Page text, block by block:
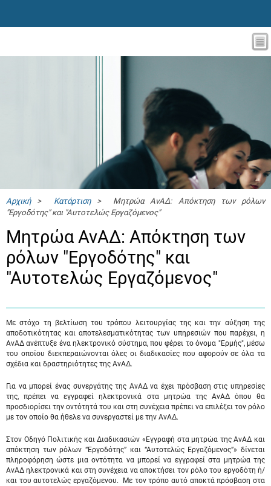
Αρχική> Κατάρτιση> Μητρώα ΑνΑΔ: Απόκτηση των ρόλων
"Εργοδότης" και "Αυτοτελώς Eργαζόμενος"
Μητρώα ΑνΑΔ: Απόκτηση των
ρόλων "Εργοδότης" και
"Αυτοτελώς Eργαζόμενος"
Με στόχο τη βελτίωση του τρόπου λειτουργίας της και την αύξηση της
αποδοτικότητας και αποτελεσματικότητας των υπηρεσιών που παρέχει, η
ΑνΑΔ ανέπτυξε ένα ηλεκτρονικό σύστημα, που φέρει το όνομα "Ερμής", μέσω
του οποίου διεκπεραιώνονται όλες οι διαδικασίες που αφορούν σε όλα τα
σχέδια και δραστηριότητες της ΑνΑΔ.
Για να μπορεί ένας συνεργάτης της ΑνΑΔ να έχει πρόσβαση στις υπηρεσίες
της, πρέπει να εγγραφεί ηλεκτρονικά στα μητρώα της ΑνΑΔ όπου θα
προσδιορίσει την οντότητά του και στη συνέχεια πρέπει να επιλέξει τον ρόλο
με τον οποίο θα ήθελε να συνεργαστεί με την ΑνΑΔ.
Στον Οδηγό Πολιτικής και Διαδικασιών «Εγγραφή στα μητρώα της ΑνΑΔ και
απόκτηση των ρόλων “Εργοδότης” και “Αυτοτελώς Εργαζόμενος”» δίνεται
πληροφόρηση ώστε μια οντότητα να μπορεί να εγγραφεί στα μητρώα της
ΑνΑΔ ηλεκτρονικά και στη συνέχεια να αποκτήσει τον ρόλο του εργοδότη ή/
και του αυτοτελώς εργαζόμενου. Με τον τρόπο αυτό αποκτά πρόσβαση στα